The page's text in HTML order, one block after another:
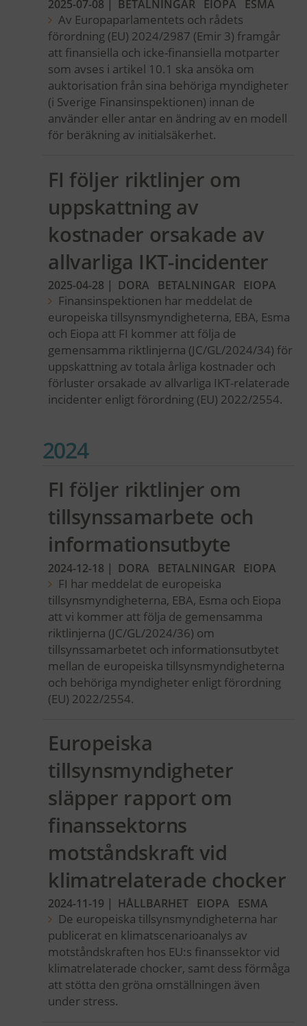
2025-07-08 BETALNINGAR EIOPA ESMA
Av Europaparlamentets och rådets
förordning (EU) 2024/2987 (Emir 3) framgår
att finansiella och icke-finansiella motparter
som avses i artikel 10.1 ska ansöka om
auktorisation från sina behöriga myndigheter
(i Sverige Finansinspektionen) innan de
använder eller antar en ändring av en modell
för beräkning av initialsäkerhet.
FI följer riktlinjer om
uppskattning av
kostnader orsakade av
allvarliga IKT-incidenter
2025-04-28 | DORA BETALNINGAR EIOPA
Finansinspektionen har meddelat de
europeiska tillsynsmyndigheterna, EBA, Esma
och Eiopa att FI kommer att följa de
gemensamma riktlinjerna (JC/GL/2024/34) för
uppskattning av totala årliga kostnader och
förluster orsakade av allvarliga IKT-relaterade
incidenter enligt förordning (EU) 2022/2554.
2024
FI följer riktlinjer om
tillsynssamarbete och
informationsutbyte
2024-12-18 | DORA BETALNINGAR EIOPA
FI har meddelat de europeiska
tillsynsmyndigheterna, EBA, Esma och Eiopa
att vi kommer att följa de gemensamma
riktlinjerna (JC/GL/2024/36) om
tillsynssamarbetet och informationsutbytet
mellan de europeiska tillsynsmyndigheterna
och behöriga myndigheter enligt förordning
(EU) 2022/2554.
Europeiska
tillsynsmyndigheter
släpper rapport om
finanssektorns
motståndskraft vid
klimatrelaterade chocker
2024-11-19 | HÅLLBARHET EIOPA ESMA
De europeiska tillsynsmyndigheterna har
publicerat en klimatscenarioanalys av
motståndskraften hos EU:s finanssektor vid
klimatrelaterade chocker, samt dess förmåga
att stötta den gröna omställningen även
under stress.